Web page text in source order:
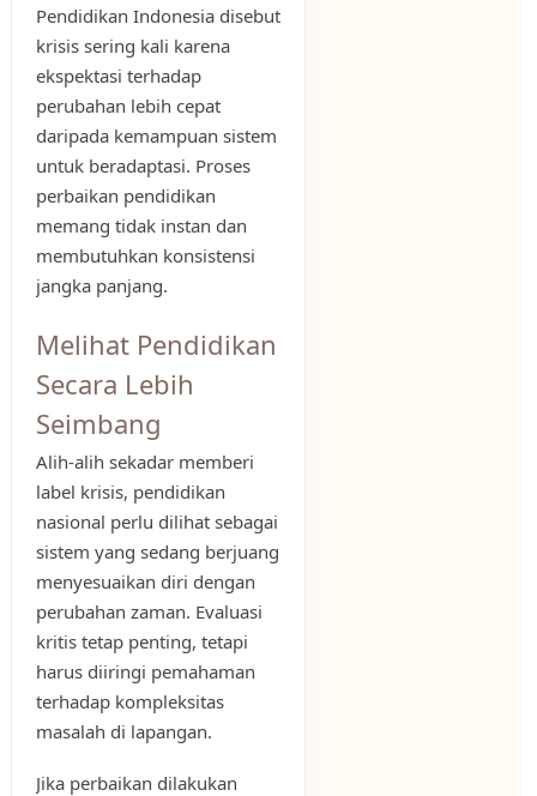
Pendidikan Indonesia disebut
krisis sering kali karena
ekspektasi terhadap
perubahan lebih cepat
daripada kemampuan sistem
untuk beradaptasi. Proses
perbaikan pendidikan
memang tidak instan dan
membutuhkan konsistensi
jangka panjang.
Melihat Pendidikan
Secara Lebih
Seimbang
Alih-alih sekadar memberi
label krisis, pendidikan
nasional perlu dilihat sebagai
sistem yang sedang berjuang
menyesuaikan diri dengan
perubahan zaman. Evaluasi
kritis tetap penting, tetapi
harus diiringi pemahaman
terhadap kompleksitas
masalah di lapangan.
Jika perbaikan dilakukan